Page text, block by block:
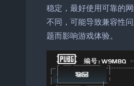
稳定，最好使用可靠的
不同，可能导致兼容性
题而影响游戏体验。